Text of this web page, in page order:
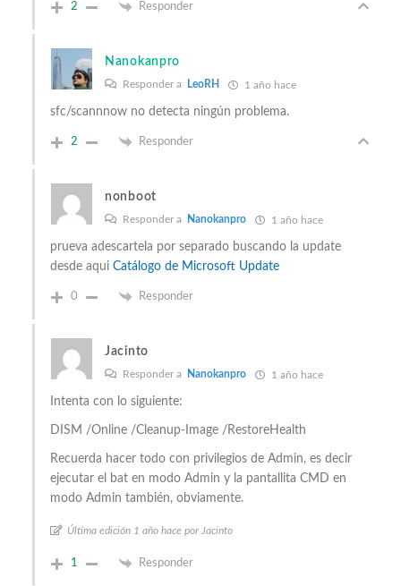
2 Responder
Nanokanpro
Responder a LeoRH 1 año hace
sfc/scannnow no detecta ningún problema.
2 Responder
nonboot
Responder a Nanokanpro 1 año hace
prueva adescartela por separado buscando la update
desde aqui Catálogo de Microsoft Update
0 Responder
Jacinto
Responder a Nanokanpro 1 año hace
Intenta con lo siguiente:
DISM /Online /Cleanup-Image /RestoreHealth
Recuerda hacer todo con privilegios de Admin, es decir
ejecutar el bat en modo Admin y la pantallita CMD en
modo Admin también, obviamente.
Última edición 1 año hace por Jacinto
1 Responder